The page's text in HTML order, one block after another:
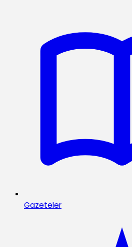
Gazeteler